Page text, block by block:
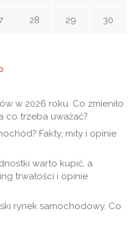
28 29 30
w 2026 roku. Co zmieniło
co trzeba uważać?
Fakty, mity i opinie
warto kupić, a
trwałości i opinie
rynek samochodowy. Co